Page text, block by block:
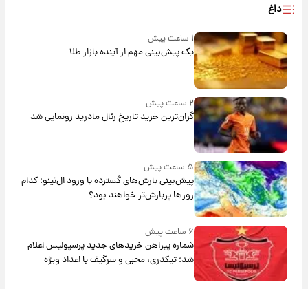
داغ
۱ ساعت پیش
یک پیش‌بینی مهم از آینده بازار طلا
۲ ساعت پیش
گران‌ترین خرید تاریخ رئال مادرید رونمایی شد
۵ ساعت پیش
پیش‌بینی بارش‌های گسترده با ورود ال‌نینو؛ کدام
روزها پربارش‌تر خواهند بود؟
۶ ساعت پیش
شماره پیراهن خریدهای جدید پرسپولیس اعلام
شد؛ تیکدری، محبی و سرگیف با اعداد ویژه